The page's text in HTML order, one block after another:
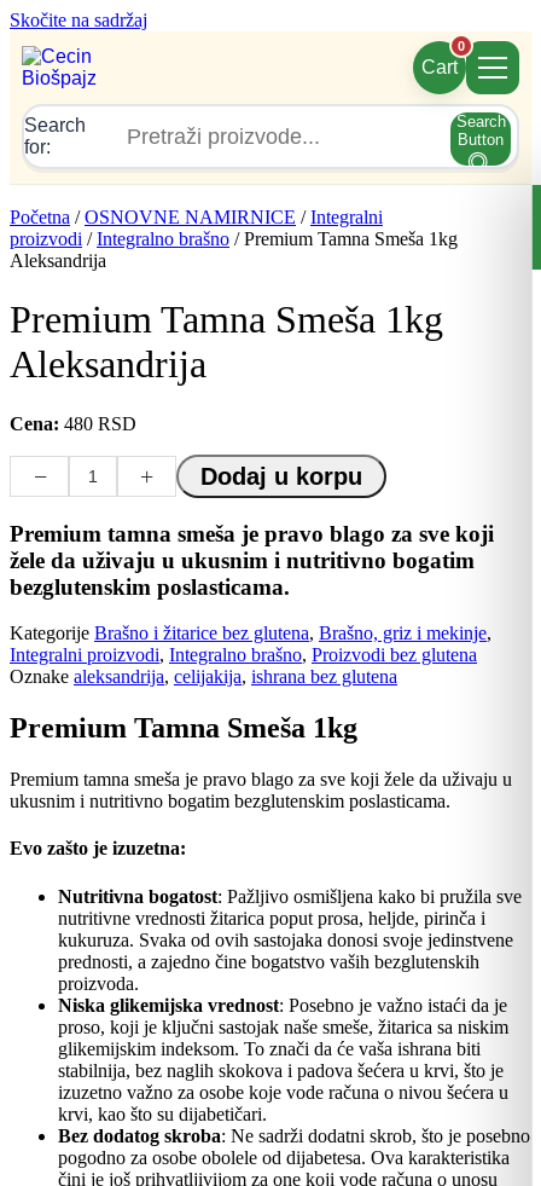
Skočite na sadržaj
Search
for:
Search
Button
0
Cart
Početna /OSNOVNE NAMIRNICE /Integralni
proizvodi /Integralno brašno / Premium Tamna Smeša 1kg
Aleksandrija
Premium Tamna Smeša 1kg
Aleksandrija
Cena: 480 RSD
− + Dodaj u korpu
Premium tamna smeša je pravo blago za sve koji
žele da uživaju u ukusnim i nutritivno bogatim
bezglutenskim poslasticama.
Kategorije Brašno i žitarice bez glutena, Brašno, griz i mekinje,
Integralni proizvodi, Integralno brašno, Proizvodi bez glutena
Oznake aleksandrija, celijakija, ishrana bez glutena
Premium Tamna Smeša 1kg
Premium tamna smeša je pravo blago za sve koji žele da uživaju u
ukusnim i nutritivno bogatim bezglutenskim poslasticama.
Evo zašto je izuzetna:
Nutritivna bogatost: Pažljivo osmišljena kako bi pružila sve
nutritivne vrednosti žitarica poput prosa, heljde, pirinča i
kukuruza. Svaka od ovih sastojaka donosi svoje jedinstvene
prednosti, a zajedno čine bogatstvo vaših bezglutenskih
proizvoda.
Niska glikemijska vrednost: Posebno je važno istaći da je
proso, koji je ključni sastojak naše smeše, žitarica sa niskim
glikemijskim indeksom. To znači da će vaša ishrana biti
stabilnija, bez naglih skokova i padova šećera u krvi, što je
izuzetno važno za osobe koje vode računa o nivou šećera u
krvi, kao što su dijabetičari.
Bez dodatog skroba: Ne sadrži dodatni skrob, što je posebno
pogodno za osobe obolele od dijabetesa. Ova karakteristika
čini je još prihvatljivijom za one koji vode računa o unosu